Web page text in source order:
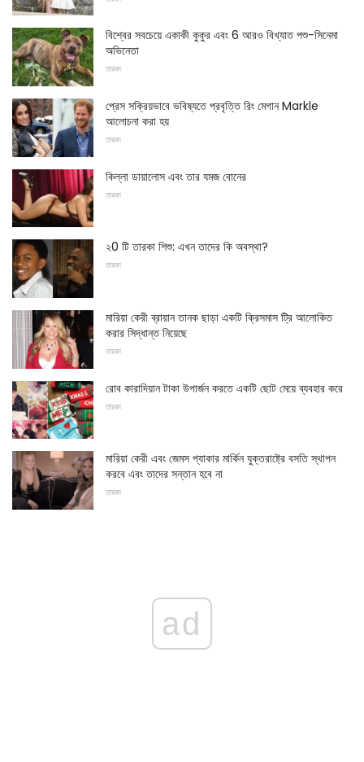
বিশ্বের সবচেয়ে একাকী কুকুর এবং 6 আরও বিখ্যাত পশু-সিনেমা
অভিনেতা
তারকা
প্রেস সক্রিয়ভাবে ভবিষ্যতে প্রবৃত্তি রিং মেগান Markle
আলোচনা করা হয়
তারকা
কিল্লা ডায়ালোস এবং তার যমজ বোনের
তারকা
২0 টি তারকা শিশু: এখন তাদের কি অবস্থা?
তারকা
মারিয়া কেরী ব্রায়ান তানক ছাড়া একটি ক্রিসমাস ট্রি আলোকিত
করার সিদ্ধান্ত নিয়েছে
তারকা
রোব কারাদিয়ান টাকা উপার্জন করতে একটি ছোট মেয়ে ব্যবহার করে
তারকা
মারিয়া কেরী এবং জেমস প্যাকার মার্কিন যুক্তরাষ্ট্রে বসতি স্থাপন
করবে এবং তাদের সন্তান হবে না
তারকা
ad